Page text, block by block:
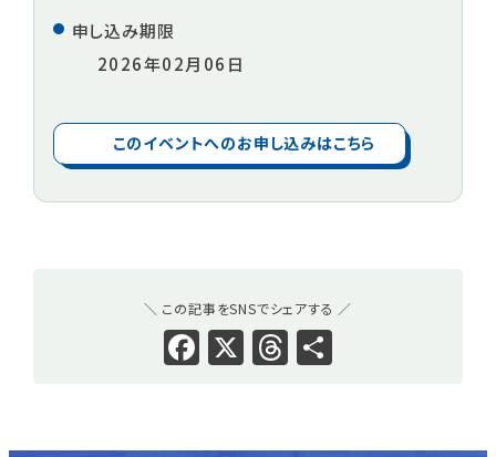
申し込み期限
2026年02月06日
このイベントへのお申し込みはこちら
＼ この記事をSNSでシェアする ／
Facebook
X Threads
共